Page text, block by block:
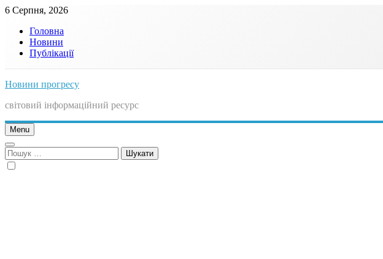
Skip
content
6 Серпня, 2026
Головна
Новини
Публікації
Новини прогресу
світовий інформаційний ресурс
Menu
Пошук: